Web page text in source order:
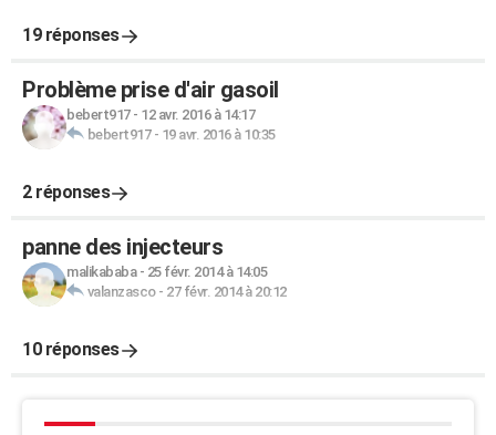
19 réponses
Problème prise d'air gasoil
bebert917- 12 avr. 2016 à 14:17
bebert917- 19 avr. 2016 à 10:35
2 réponses
panne des injecteurs
malikababa- 25 févr. 2014 à 14:05
valanzasco- 27 févr. 2014 à 20:12
10 réponses